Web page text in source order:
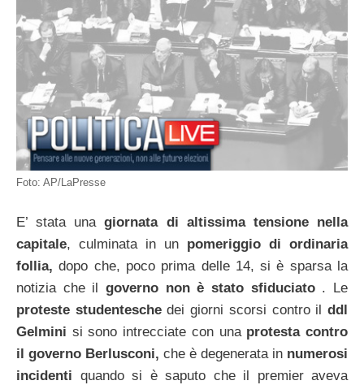
Foto: AP/LaPresse
E’ stata unagiornata di altissima tensione nella
capitale, culminata in un pomeriggio di ordinaria
follia, dopo che, poco prima delle 14, si è sparsa la
notizia che il governo non è stato sfiduciato. Le
proteste studenteschedei giorni scorsi contro ilddl
Gelmini si sono intrecciate con una protesta contro
il governo Berlusconi, che è degenerata in numerosi
incidenti quando si è saputo che il premier aveva